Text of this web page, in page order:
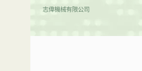
志偉機械有限公司